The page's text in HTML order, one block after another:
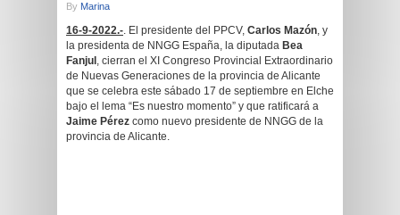
By Marina
16-9-2022.-. El presidente del PPCV, Carlos Mazón, y
la presidenta de NNGG España, la diputada Bea
Fanjul , cierran el XI Congreso Provincial Extraordinario
de Nuevas Generaciones de la provincia de Alicante
que se celebra este sábado 17 de septiembre en Elche
bajo el lema “Es nuestro momento” y que ratificará a
Jaime Pérez como nuevo presidente de NNGG de la
provincia de Alicante.